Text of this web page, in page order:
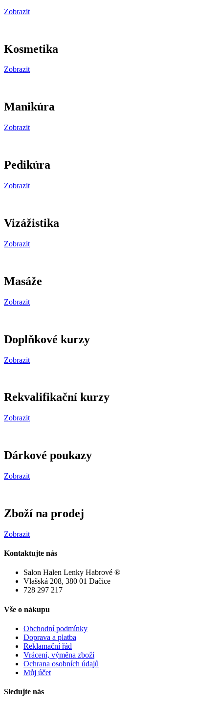
Zobrazit
Kosmetika
Zobrazit
Manikúra
Zobrazit
Pedikúra
Zobrazit
Vizážistika
Zobrazit
Masáže
Zobrazit
Doplňkové kurzy
Zobrazit
Rekvalifikační kurzy
Zobrazit
Dárkové poukazy
Zobrazit
Zboží na prodej
Zobrazit
Kontaktujte nás
Salon Halen Lenky Habrové ®
Vlašská 208, 380 01 Dačice
728 297 217
Vše o nákupu
Obchodní podmínky
Doprava a platba
Reklamační řád
Vrácení, výměna zboží
Ochrana osobních údajů
Můj účet
Sledujte nás